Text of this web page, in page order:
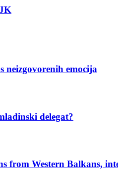
neizgovorenih emocija
delegat?
from Western Balkans,